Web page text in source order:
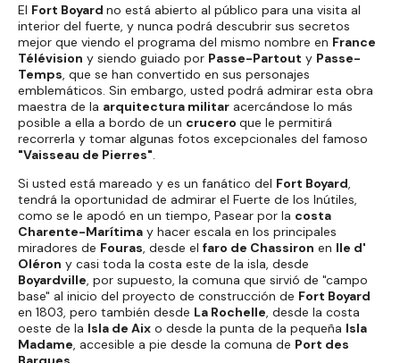
El Fort Boyard no está abierto al público para una visita al
interior del fuerte, y nunca podrá descubrir sus secretos
mejor que viendo el programa del mismo nombre en France
Télévision y siendo guiado por Passe-Partout y Passe-
Temps, que se han convertido en sus personajes
emblemáticos. Sin embargo, usted podrá admirar esta obra
maestra de la arquitectura militar acercándose lo más
posible a ella a bordo de un crucero que le permitirá
recorrerla y tomar algunas fotos excepcionales del famoso
"Vaisseau de Pierres".
Si usted está mareado y es un fanático del Fort Boyard,
tendrá la oportunidad de admirar el Fuerte de los Inútiles,
como se le apodó en un tiempo, Pasear por la costa
Charente-Marítima y hacer escala en los principales
miradores de Fouras, desde el faro de Chassiron en Ile d'
Oléron y casi toda la costa este de la isla, desde
Boyardville, por supuesto, la comuna que sirvió de "campo
base" al inicio del proyecto de construcción de Fort Boyard
en 1803, pero también desde La Rochelle, desde la costa
oeste de la Isla de Aix o desde la punta de la pequeña Isla
Madame, accesible a pie desde la comuna de Port des